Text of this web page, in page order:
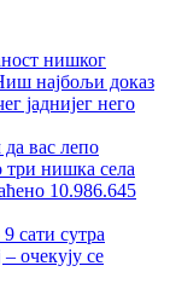
нишког
најбољи доказ
јаднијег него
вас лепо
нишка села
10.986.645
сутра
очекују се